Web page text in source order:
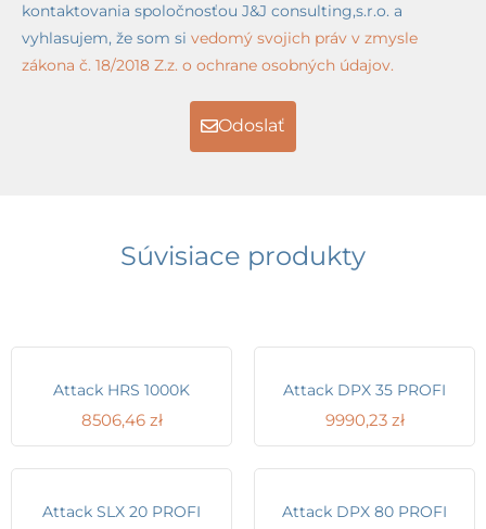
kontaktovania spoločnosťou J&J consulting,s.r.o. a
vyhlasujem, že som si vedomý svojich práv v zmysle
zákona č. 18/2018 Z.z. o ochrane osobných údajov.
Odoslať
Súvisiace produkty
Attack HRS 1000K
8506,46 zł
Attack DPX 35 PROFI
9990,23 zł
Attack SLX 20 PROFI Attack DPX 80 PROFI